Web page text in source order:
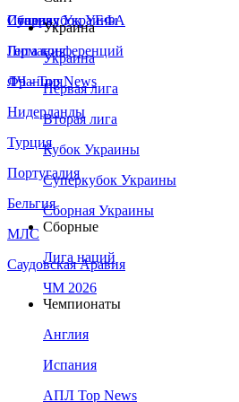
Сборная Украины
Италия
Германия
Франция
Нидерланды
Турция
Португалия
Бельгия
МЛС
Саудовская Аравия
Суперкубок УЕФА
Лига конференций
ЛЧ - Top News
Украина
Украина
Первая лига
Вторая лига
Кубок Украины
Суперкубок Украины
Сборная Украины
Сборные
Лига наций
ЧМ 2026
Чемпионаты
Англия
Испания
АПЛ Top News